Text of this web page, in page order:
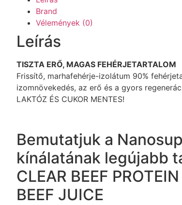
Brand
Vélemények (0)
Leírás
TISZTA ERŐ, MAGAS FEHÉRJETARTALOM
Frissítő, marhafehérje-izolátum 90%
izomnövekedés, az erő és a gyors
LAKTÓZ ÉS CUKOR MENTES!
Bemutatjuk a
kínálatának legújabb
CLEAR BEEF
BEEF JUICE